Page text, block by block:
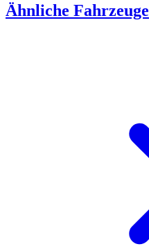
Ähnliche Fahrzeuge